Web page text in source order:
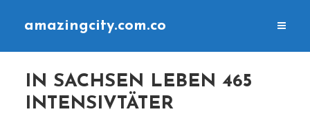
amazingcity.com.co
IN SACHSEN LEBEN 465
INTENSIVTÄTER